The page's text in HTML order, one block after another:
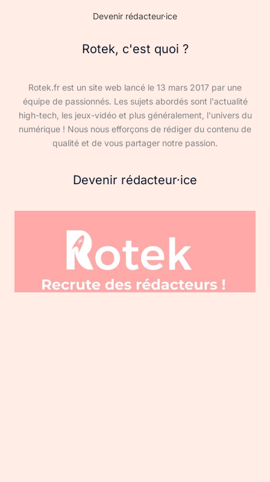
Devenir rédacteur·ice
Rotek, c'est quoi ?
Rotek.fr est un site web lancé le 13 mars 2017 par une
équipe de passionnés. Les sujets abordés sont l'actualité
high-tech, les jeux-vidéo et plus généralement, l'univers du
numérique ! Nous nous efforçons de rédiger du contenu de
qualité et de vous partager notre passion.
Devenir rédacteur·ice